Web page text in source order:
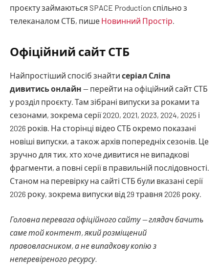
проєкту займаються SPACE Production спільно з
телеканалом СТБ, пише Новинний Простір.
Офіційний сайт СТБ
Найпростіший спосіб знайти серіал Сліпа
дивитись онлайн — перейти на офіційний сайт СТБ
у розділ проєкту. Там зібрані випуски за роками та
сезонами, зокрема серії 2020, 2021, 2023, 2024, 2025 і
2026 років. На сторінці відео СТБ окремо показані
новіші випуски, а також архів попередніх сезонів. Це
зручно для тих, хто хоче дивитися не випадкові
фрагменти, а повні серії в правильній послідовності.
Станом на перевірку на сайті СТБ були вказані серії
2026 року, зокрема випуски від 29 травня 2026 року.
Головна перевага офіційного сайту — глядач бачить
саме той контент, який розміщений
правовласником, а не випадкову копію з
неперевіреного ресурсу.